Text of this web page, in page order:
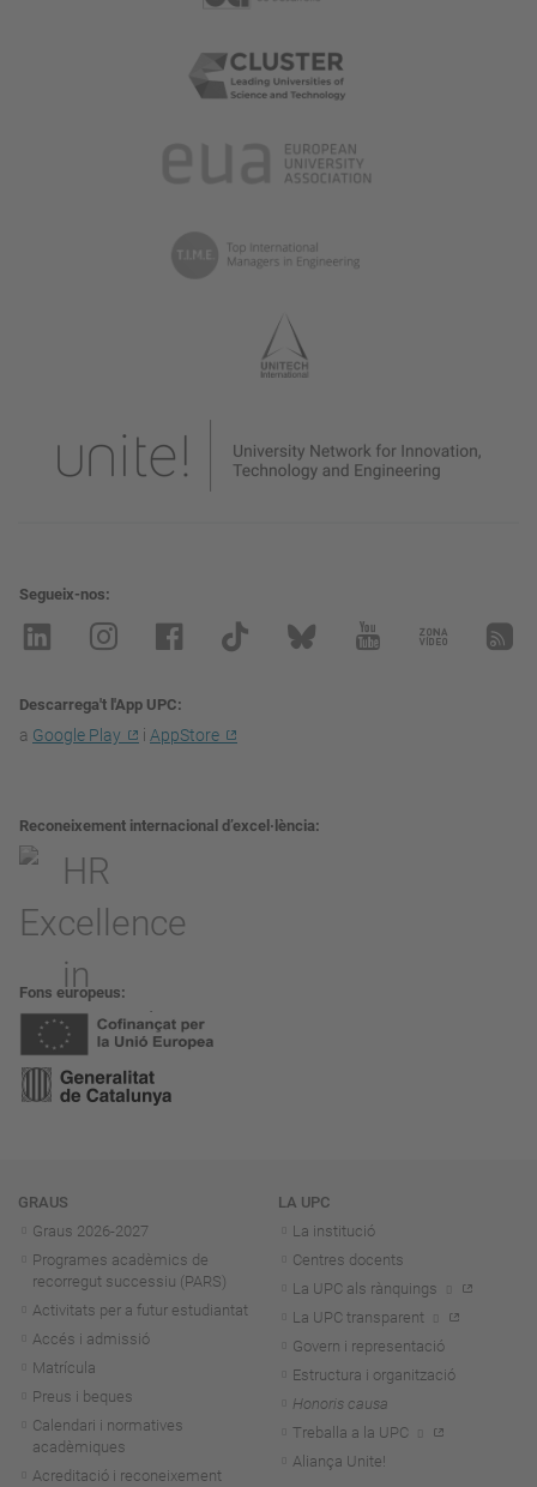
Segueix-nos
Descarrega't l'App UPC
a Google Play i AppStore
Reconeixement internacional d’excel·lència
Fons europeus
Navegació
GRAUS
Graus 2026-2027
Programes acadèmics de
recorregut successiu (PARS)
Activitats per a futur estudiantat
Accés i admissió
Matrícula
Preus i beques
Calendari i normatives
acadèmiques
Acreditació i reconeixement
LA UPC
La institució
Centres docents
La UPC als rànquings
La UPC transparent
Govern i representació
Estructura i organització
Honoris causa
Treballa a la UPC
Aliança Unite!